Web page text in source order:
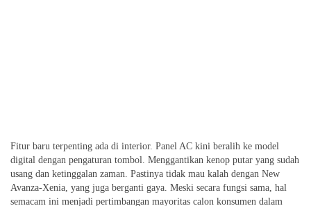
Fitur baru terpenting ada di interior. Panel AC kini beralih ke model
digital dengan pengaturan tombol. Menggantikan kenop putar yang sudah
usang dan ketinggalan zaman. Pastinya tidak mau kalah dengan New
Avanza-Xenia, yang juga berganti gaya. Meski secara fungsi sama, hal
semacam ini menjadi pertimbangan mayoritas calon konsumen dalam